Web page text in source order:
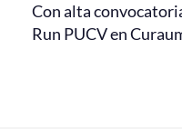
Con alta
Run PUCV en